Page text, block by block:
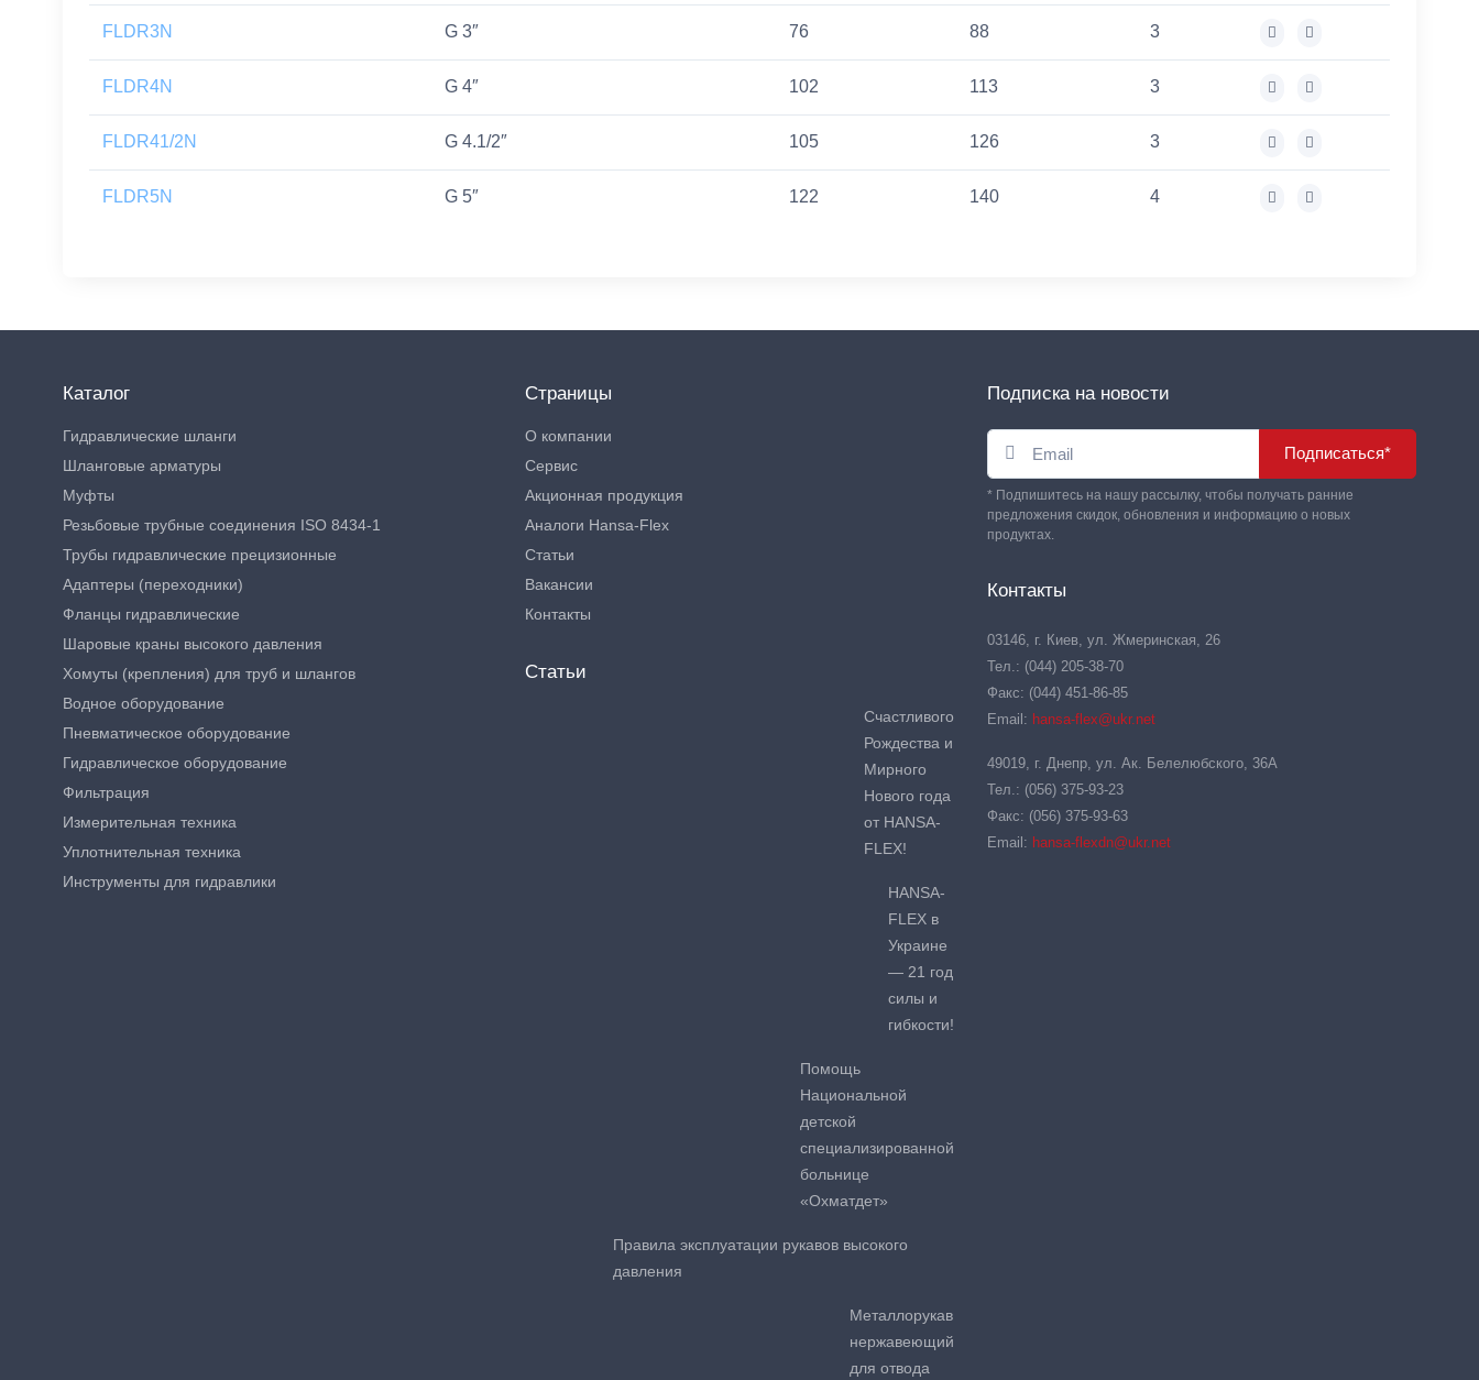
FLDR3N G 3″ 76 88 3
FLDR4N G 4″ 102 113 3
FLDR41/2N G 4.1/2″ 105 126 3
FLDR5N G 5″ 122 140 4
Каталог
Гидравлические шланги
Шланговые арматуры
Муфты
Резьбовые трубные соединения ISO 8434-1
Трубы гидравлические прецизионные
Адаптеры (переходники)
Фланцы гидравлические
Шаровые краны высокого давления
Хомуты (крепления) для труб и шлангов
Водное оборудование
Пневматическое оборудование
Гидравлическое оборудование
Фильтрация
Измерительная техника
Уплотнительная техника
Инструменты для гидравлики
Страницы
О компании
Сервис
Акционная продукция
Аналоги Hansa-Flex
Статьи
Вакансии
Контакты
Статьи
Счастливого
Рождества и
Мирного
Нового года
от HANSA-
FLEX!
HANSA-
FLEX в
Украине
— 21 год
силы и
гибкости!
Помощь
Национальной
детской
специализированной
больнице
«Охматдет»
Правила эксплуатации рукавов высокого
давления
Металлорукав
нержавеющий
для отвода
Подписка на новости
Подписаться*
* Подпишитесь на нашу рассылку, чтобы получать ранние
предложения скидок, обновления и информацию о новых
продуктах.
Контакты
03146, г. Киев, ул. Жмеринская, 26
Тел.: (044) 205-38-70
Факс: (044) 451-86-85
Email: hansa-flex@ukr.net
49019, г. Днепр, ул. Ак. Белелюбского, 36А
Тел.: (056) 375-93-23
Факс: (056) 375-93-63
Email: hansa-flexdn@ukr.net